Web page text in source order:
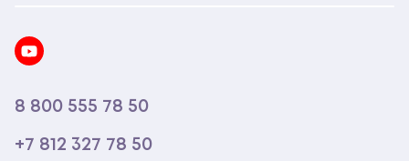
8 800 555 78 50
+7 812 327 78 50